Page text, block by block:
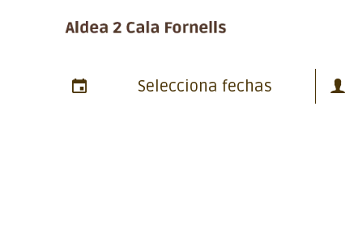
Selecciona fechas